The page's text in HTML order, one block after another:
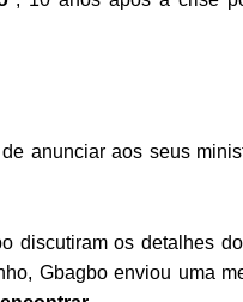
anunciar aos seus
discutiram os detalhes
Gbagbo enviou uma